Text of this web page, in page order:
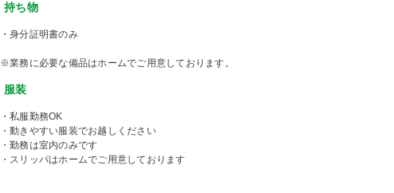
持ち物
・身分証明書のみ
※業務に必要な備品はホームでご用意しております。
服装
・私服勤務OK
・動きやすい服装でお越しください
・勤務は室内のみです
・スリッパはホームでご用意しております